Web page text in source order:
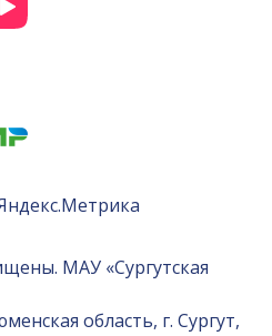
МАУ «Сургутская
область, г. Сургут,